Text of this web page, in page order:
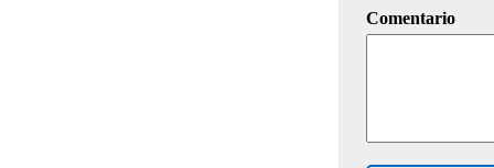
Comentario